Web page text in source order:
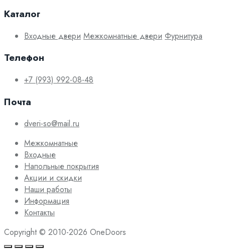
Каталог
Входные двери Межкомнатные двери Фурнитура
Телефон
+7 (993) 992-08-48
Почта
dveri-so@mail.ru
Межкомнатные
Входные
Напольные покрытия
Акции и скидки
Наши работы
Информация
Контакты
Copyright © 2010-2026 OneDoors